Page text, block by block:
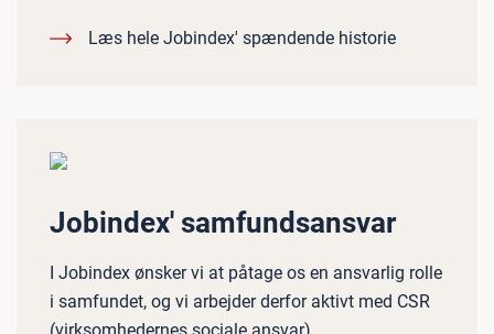
Læs hele Jobindex' spændende historie
Jobindex' samfundsansvar
I Jobindex ønsker vi at påtage os en ansvarlig rolle
i samfundet, og vi arbejder derfor aktivt med CSR